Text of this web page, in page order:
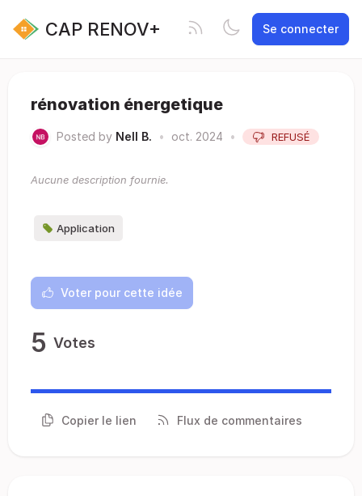
CAP RENOV+ Se connecter
rénovation énergetique
Posted by Nell B. • oct. 2024 • REFUSÉ
Aucune description fournie.
Application
Voter pour cette idée
5 Votes
Copier le lien Flux de commentaires